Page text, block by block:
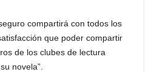
compartirá con todos los
que poder compartir
de los clubes de lectura
novela”.